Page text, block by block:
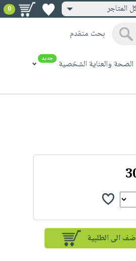
المتاجر 0
بحث متقدم
الصحة والعناية الشخصية جديد
الى الطلبية